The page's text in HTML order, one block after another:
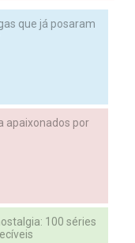
que já posaram
apaixonados por
100 séries